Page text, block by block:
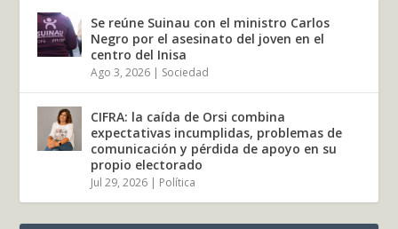
Se reúne Suinau con el ministro Carlos
Negro por el asesinato del joven en el
centro del Inisa
Ago 3, 2026 | Sociedad
CIFRA: la caída de Orsi combina
expectativas incumplidas, problemas de
comunicación y pérdida de apoyo en su
propio electorado
Jul 29, 2026 | Política